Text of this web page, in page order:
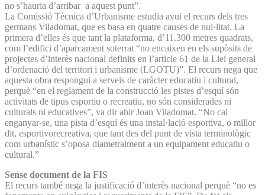
no s’hauria d’arribar a aquest punt”.
La Comissió Tècnica d’Urbanisme estudia avui el recurs dels tres
germans Viladomat, que es basa en quatre causes de nul·litat. La
primera d’elles és que tant la plataforma, d’11.300 metres quadrats,
com l’edifici d’aparcament soterrat “no encaixen en els supòsits de
projectes d’interès nacional definits en l’article 61 de la Llei general
d’ordenació del territori i urbanisme (LGOTU)”. El recurs nega que
aquesta obra respongui a serveis de caràcter educatiu i cultural,
perquè “en el reglament de la construcció les pistes d’esquí són
activitats de tipus esportiu o recreatiu, no són considerades ni
culturals ni educatives”, va dir ahir Joan Viladomat. “No cal
enganyar-se, una pista d’esquí és una instal·lació esportiva, o millor
dit, esportivorecreativa, que tant des del punt de vista terminològic
com urbanístic s’oposa diametralment a un equipament educatiu o
cultural.”
Sense document de la FIS
El recurs també nega la justificació d’interès nacional perquè “no es